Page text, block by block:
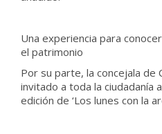
Una experiencia para
el patrimonio
Por su parte, la concejala de
invitado a toda la ciudadanía
edición de ‘Los lunes con la